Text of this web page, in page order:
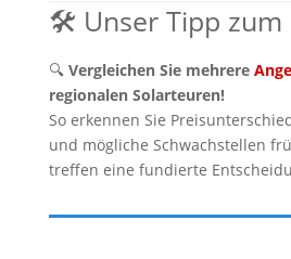
🛠️ Unser Tipp zum
🔍 Vergleichen Sie mehrere
regionalen Solarteuren!
So erkennen Sie
und mögliche Schwachstellen
treffen eine fundierte